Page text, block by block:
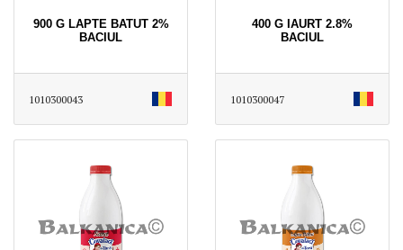
900 G LAPTE BATUT 2%
BACIUL
1010300043
400 G IAURT 2.8%
BACIUL
1010300047